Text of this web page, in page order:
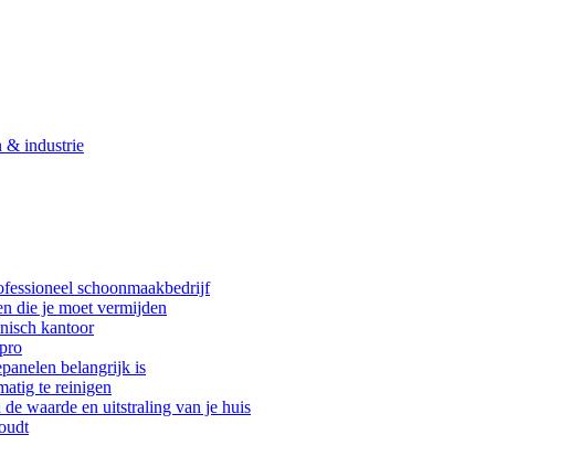
& industrie
schoonmaakbedrijf
die je moet vermijden
kantoor
belangrijk is
te reinigen
waarde en uitstraling van je huis